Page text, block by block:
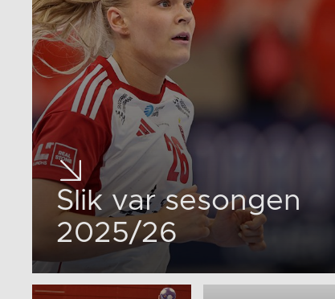
Slik var sesongen
2025/26